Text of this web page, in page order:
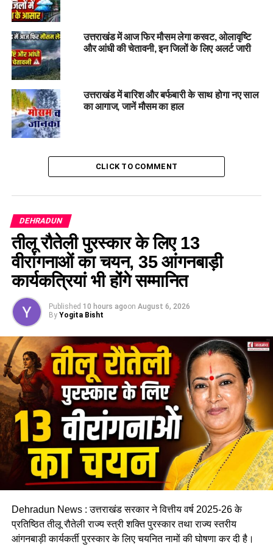
पूर्व भाजपा विधायक सुरेश राठौड़ एक बार फिर सुर्ख़ियों में, उर्मिला
DON'T MISS
कैबिनेट मंत्री गणेश जोशी ने दिव्यांगजनों को 169 निशुल्क मोटराइज्ड
ट्राईसाइकिलों का किया वितर
उत्तराखंड में आज फिर मौसम लेगा करवट, ओलावृष्टि
और आंधी की चेतावनी, इन जिलों के लिए अलर्ट जारी
उत्तराखंड में बारिश और बर्फबारी के साथ होगा नए साल
का आगाज, जानें मौसम का हाल
CLICK TO COMMENT
DEHRADUN
तीलू रौतेली पुरस्कार के लिए 13
वीरांगनाओं का चयन, 35 आंगनबाड़ी
कार्यकत्रियां भी होंगे सम्मानित
Published 10 hours agoon August 6, 2026
By Yogita Bisht
Dehradun News : उत्तराखंड सरकार ने वित्तीय वर्ष 2025-26 के
प्रतिष्ठित तीलू रौतेली राज्य स्त्री शक्ति पुरस्कार तथा राज्य स्तरीय
आंगनबाड़ी कार्यकर्ती पुरस्कार के लिए चयनित नामों की घोषणा कर दी है।